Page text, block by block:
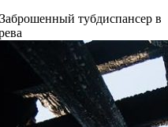
Заброшенный тубдиспансер в